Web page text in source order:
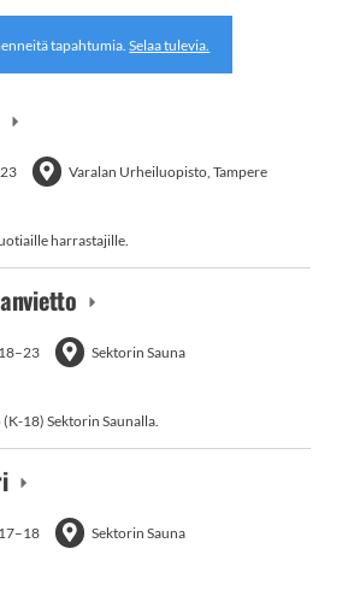
tapahtumia.Selaa tulevia.
Varalan Urheiluopisto, Tampere
harrastajille.
–23 Sektorin Sauna
18) Sektorin Saunalla.
–18 Sektorin Sauna